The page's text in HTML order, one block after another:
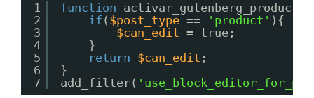
1
2
3
4
5
6
7
function activar_gutenberg_products(
if ( $post_type == 'product' ){
$can_edit = true;
}
return $can_edit ;
}
add_filter(